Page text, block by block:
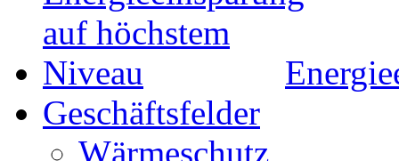
Geschäftsfelder
Wärmeschutz